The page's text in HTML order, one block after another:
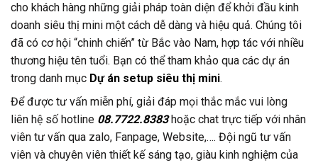
cho khách hàng những giải pháp toàn diện để khởi đầu kinh
doanh siêu thị mini một cách dễ dàng và hiệu quả. Chúng tôi
đã có cơ hội “chinh chiến” từ Bắc vào Nam, hợp tác với nhiều
thương hiệu tên tuổi. Bạn có thể tham khảo qua các dự án
trong danh mục Dự án setup siêu thị mini.
Để được tư vấn miễn phí, giải đáp mọi thắc mắc vui lòng
liên hệ số hotline 08.7722.8383hoặc chat trực tiếp với nhân
viên tư vấn qua zalo, Fanpage, Website,…. Đội ngũ tư vấn
viên và chuyên viên thiết kế sáng tạo, giàu kinh nghiệm của